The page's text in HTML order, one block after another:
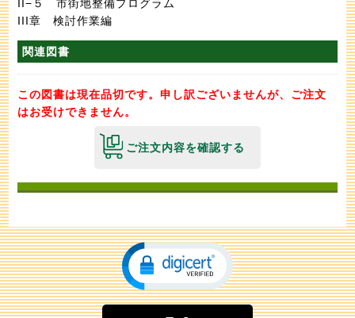
II−５ 市街地整備プログラム
III章 検討作業編
関連図書
この図書は現在品切です。申し訳ございませんが、ご注文
はお受けできません。
ご注文内容を確認する